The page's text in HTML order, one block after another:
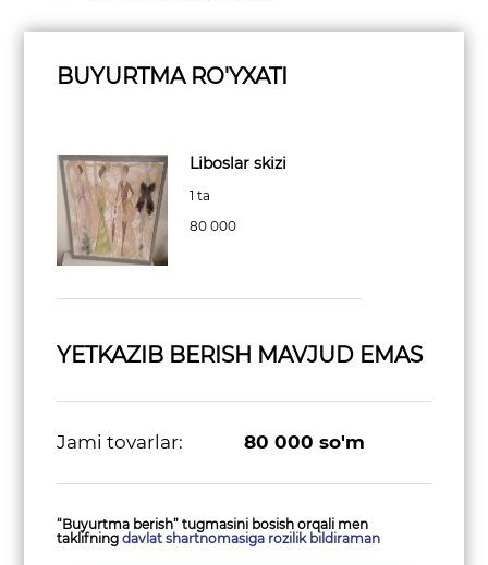
BUYURTMA RO'YXATI
Liboslar skizi
1 ta
80 000
YETKAZIB BERISH MAVJUD EMAS
Jami tovarlar: 80 000 so'm
“Buyurtma berish” tugmasini bosish orqali men
taklifningdavlat shartnomasiga rozilik bildiraman